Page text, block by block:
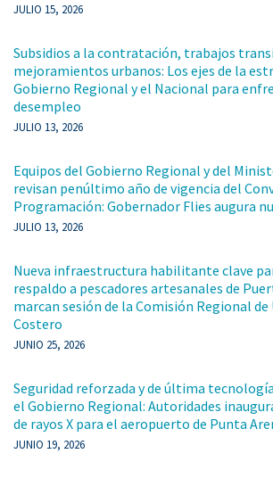
JULIO 15, 2026
Subsidios a la contratación, trabajos
mejoramientos urbanos: Los ejes de la
Gobierno Regional y el Nacional para
desempleo
JULIO 13, 2026
Equipos del Gobierno Regional y del
revisan penúltimo año de vigencia del
Programación: Gobernador Flies augura
JULIO 13, 2026
Nueva infraestructura habilitante clave
respaldo a pescadores artesanales de
marcan sesión de la Comisión Regional de
Costero
JUNIO 25, 2026
Seguridad reforzada y de última
el Gobierno Regional: Autoridades
de rayos X para el aeropuerto de Punta
JUNIO 19, 2026